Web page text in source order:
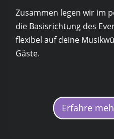
Zusammen legen wir im
die Basisrichtung des
flexibel auf deine
Gäste.
Erfahre